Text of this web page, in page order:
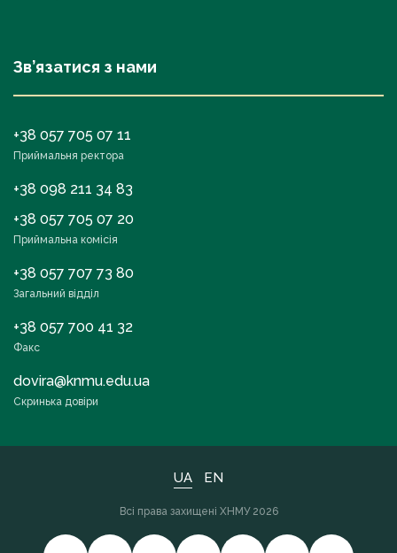
Зв’язатися з нами
+38 057 705 07 11
Приймальня ректора
+38 098 211 34 83
+38 057 705 07 20
Приймальна комісія
+38 057 707 73 80
Загальний відділ
+38 057 700 41 32
Факс
dovira@knmu.edu.ua
Скринька довіри
UA EN
Всі права захищені ХНМУ 2026